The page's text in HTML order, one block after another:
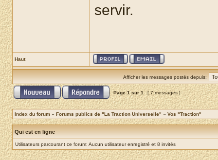
servir.
Haut
Afficher les messages postés depuis:
Page1sur1 [ 7 messages ]
Index du forum » Forums publics de "La Traction Universelle" » Vos "Traction"
Qui est en ligne
Utilisateurs parcourant ce forum: Aucun utilisateur enregistré et 8 invités